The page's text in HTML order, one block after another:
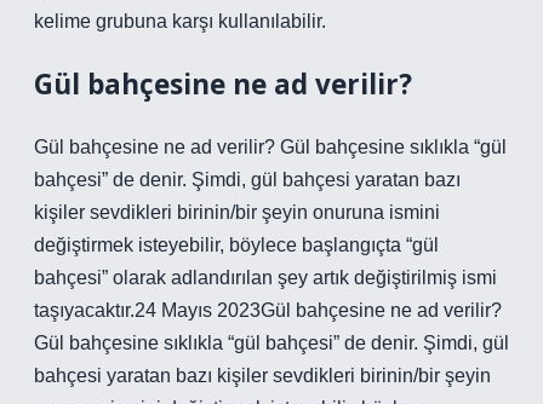
kelime grubuna karşı kullanılabilir.
Gül bahçesine ne ad verilir?
Gül bahçesine ne ad verilir? Gül bahçesine sıklıkla “gül
bahçesi” de denir. Şimdi, gül bahçesi yaratan bazı
kişiler sevdikleri birinin/bir şeyin onuruna ismini
değiştirmek isteyebilir, böylece başlangıçta “gül
bahçesi” olarak adlandırılan şey artık değiştirilmiş ismi
taşıyacaktır.24 Mayıs 2023Gül bahçesine ne ad verilir?
Gül bahçesine sıklıkla “gül bahçesi” de denir. Şimdi, gül
bahçesi yaratan bazı kişiler sevdikleri birinin/bir şeyin